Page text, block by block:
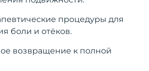
процедуры для
боли и отёков.
возвращение к полной